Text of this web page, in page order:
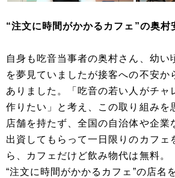
“注文に時間がかかるカフェ”の奥村
自身も吃音当事者の奥村さん、幼い
を夢見ていましたが接客への不安か
ありました。「吃音の若い人がチャ
作りたい」と考え、この取り組みを
店舗を持たず、全国の自治体や企業
出資してもらって一日限りのカフェ
ら、カフェだけど飲み物代は無料。
“注文に時間がかかるカフェ”の店名